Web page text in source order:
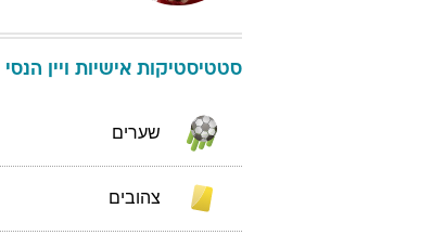
סטטיסטיקות אישיות ויין הנסי
שערים
צהובים